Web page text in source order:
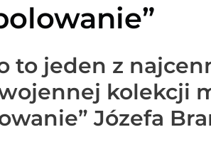
to jeden z
kolekcji
Józefa